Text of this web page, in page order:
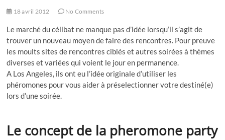
18 avril 2012 No Comments
Le marché du célibat ne manque pas d’idée lorsqu’il s’agit de
trouver un nouveau moyen de faire des rencontres. Pour preuve
les moults sites de rencontres ciblés et autres soirées à thèmes
diverses et variées qui voient le jour en permanence.
A Los Angeles, ils ont eu l’idée originale d’utiliser les
phéromones pour vous aider à préselectionner votre destiné(e)
lors d’une soirée.
Le concept de la pheromone party